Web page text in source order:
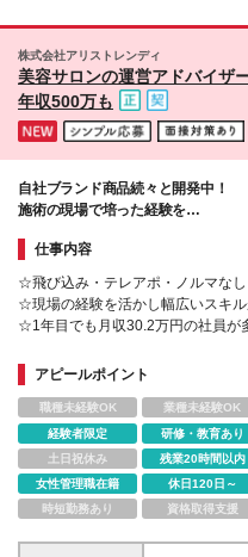
前向きに提案
ます。 ※「数字は苦手だからできるだけ避けたい」
という方より
のフォロー体制が
やスキルは必
株式会社アリストレンディ
美容サロンの運営アドバイザ
年収500万も
自社ブランド商品続々と開発中！
施術の現場で培った経験を
仕事内容
☆飛び込み・テレアポ・ノルマなし
☆現場の経験を活かし幅広いスキル
☆1年目でも月収30.2万円の社員が
アピールポイント
職種未経験OK 業種未経験OK
経験者限定
研修・教育あり
土日祝休み
残業20時間以内
女性管理職在籍
休日120日～
時短勤務あり
資格取得支援